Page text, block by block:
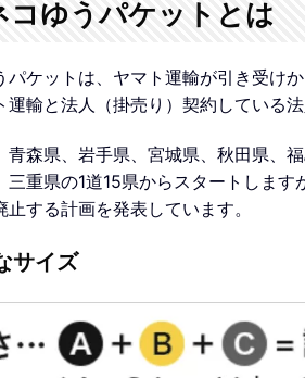
コゆうパケットとは
パケットは、ヤマト運輸が引き受け
運輸と法人（掛売り）契約している
青森県、岩手県、宮城県、秋田県、
三重県の1道15県からスタートしま
止する計画を発表しています。
サイズ